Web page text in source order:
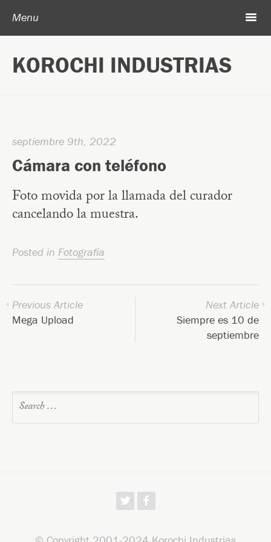
KOROCHI INDUSTRIAS
Menu m
Archivo
septiembre 9th, 2022
Cámara con teléfono
Foto movida por la llamada del curador
cancelando la muestra.
Posted in Fotografía
Previous Article
Mega Upload
Next Article
Siempre es 10 de
septiembre
w f